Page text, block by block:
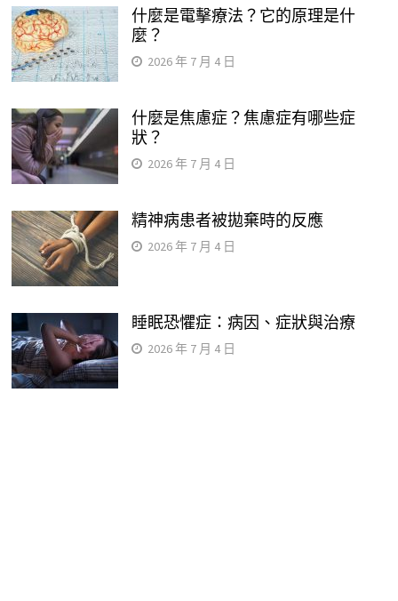
什麼是電擊療法？它的原理是什
麼？
2026 年 7 月 4 日
什麼是焦慮症？焦慮症有哪些症
狀？
2026 年 7 月 4 日
精神病患者被拋棄時的反應
2026 年 7 月 4 日
睡眠恐懼症：病因、症狀與治療
2026 年 7 月 4 日